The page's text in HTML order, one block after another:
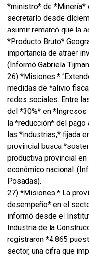
*ministro* de *Minería*
secretario desde
asumir remarcó que la
*Producto Bruto*
importancia de atraer
(Informó Gabriela
26) *Misiones.*
medidas de *alivio
redes sociales. Entre
del *30%* en
la *reducción* del pago
las *industrias,* fijada
provincial busca
productiva provincial
económico nacional.
Posadas).
27) *Misiones.* La
desempeño* en el
informó desde el
Industria de la
registraron *4.865
sector, una cifra que